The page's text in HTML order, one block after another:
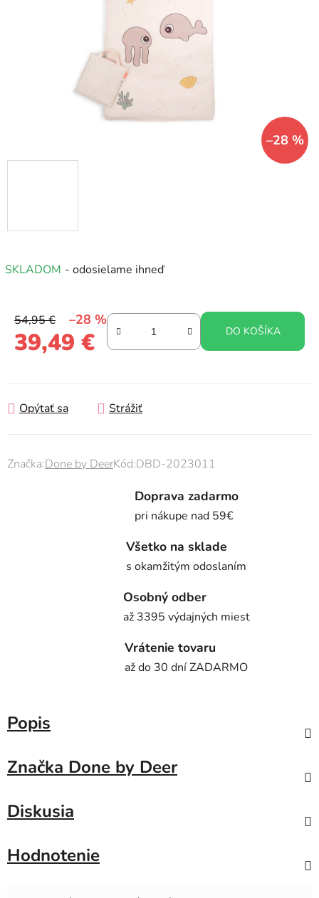
SKLADOM - odosielame ihneď
54,95 € –28 %
39,49 € DO KOŠÍKA
Opýtať sa Strážiť
Značka:Done by DeerKód:DBD-2023011
–28 %
Doprava zadarmo
pri nákupe nad 59€
Všetko na sklade
s okamžitým odoslaním
Osobný odber
až 3395 výdajných miest
Vrátenie tovaru
až do 30 dní ZADARMO
Popis
Značka Done by Deer
Diskusia
Hodnotenie